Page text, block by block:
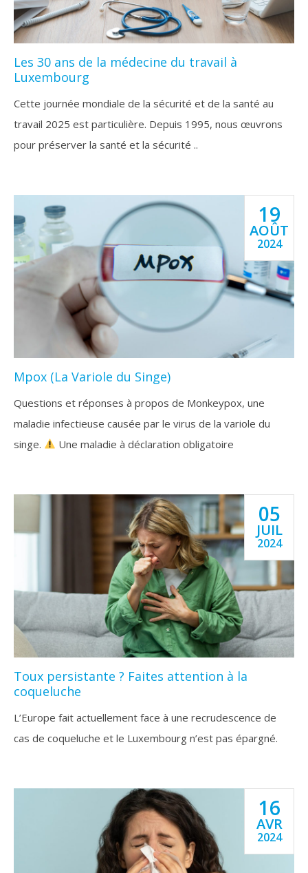
Les 30 ans de la médecine du travail à
Luxembourg
Cette journée mondiale de la sécurité et de la santé au
travail 2025 est particulière. Depuis 1995, nous œuvrons
pour préserver la santé et la sécurité ..
19
AOÛT
2024
Mpox (La Variole du Singe)
Questions et réponses à propos de Monkeypox, une
maladie infectieuse causée par le virus de la variole du
singe.
Une maladie à déclaration obligatoire
05
JUIL
2024
Toux persistante ? Faites attention à la
coqueluche
L’Europe fait actuellement face à une recrudescence de
cas de coqueluche et le Luxembourg n’est pas épargné.
16
AVR
2024